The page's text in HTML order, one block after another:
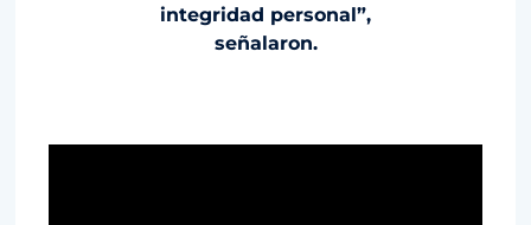
integridad personal”,
señalaron.